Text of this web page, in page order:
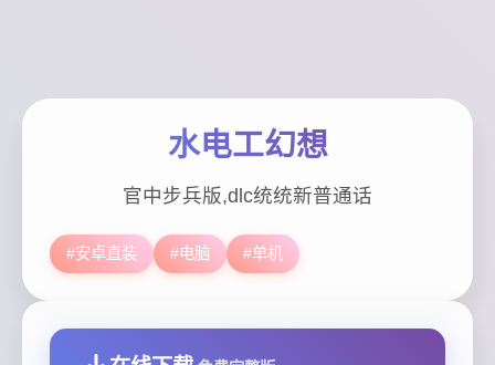
水电工幻想
官中步兵版,dlc统统新普通话
#安卓直装 #电脑 #单机